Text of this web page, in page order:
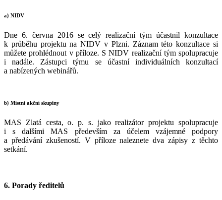
a) NIDV
Dne 6. června 2016 se celý realizační tým účastnil konzultace
k průběhu projektu na NIDV v Plzni. Záznam této konzultace si
můžete prohlédnout v příloze. S NIDV realizační tým spolupracuje
i nadále. Zástupci týmu se účastní individuálních konzultací
a nabízených webinářů.
b) Místní akční skupiny
MAS Zlatá cesta, o. p. s. jako realizátor projektu spolupracuje
i s dalšími MAS především za účelem vzájemné podpory
a předávání zkušeností. V příloze naleznete dva zápisy z těchto
setkání.
6. Porady ředitelů